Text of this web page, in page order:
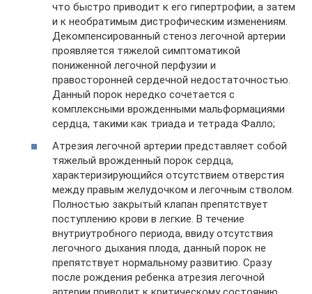
что быстро приводит к его гипертрофии, а затем
и к необратимым дистрофическим изменениям.
Декомпенсированный стеноз легочной артерии
проявляется тяжелой симптоматикой
пониженной легочной перфузии и
правосторонней сердечной недостаточностью.
Данный порок нередко сочетается с
комплексными врожденными мальформациями
сердца, такими как триада и тетрада Фалло;
Атрезия легочной артерии представляет собой
тяжелый врожденный порок сердца,
характеризирующийся отсутствием отверстия
между правым желудочком и легочным стволом.
Полностью закрытый клапан препятствует
поступлению крови в легкие. В течение
внутриутробного периода, ввиду отсутствия
легочного дыхания плода, данный порок не
препятствует нормальному развитию. Сразу
после рождения ребенка атрезия легочной